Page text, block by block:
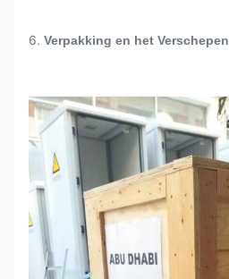
6. Verpakking en het Verschepen